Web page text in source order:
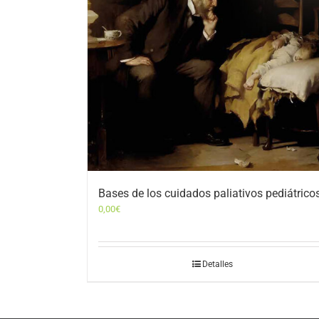
Bases de los cuidados paliativos
0,00€
Detalles